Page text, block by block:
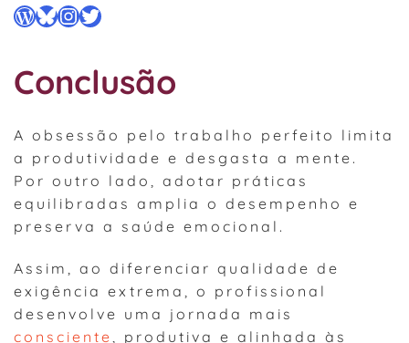
WordPress
Bluesky
Instagram
Twitter
Conclusão
A obsessão pelo trabalho perfeito limita
a produtividade e desgasta a mente.
Por outro lado, adotar práticas
equilibradas amplia o desempenho e
preserva a saúde emocional.
Assim, ao diferenciar qualidade de
exigência extrema, o profissional
desenvolve uma jornada mais
consciente
, produtiva e alinhada às